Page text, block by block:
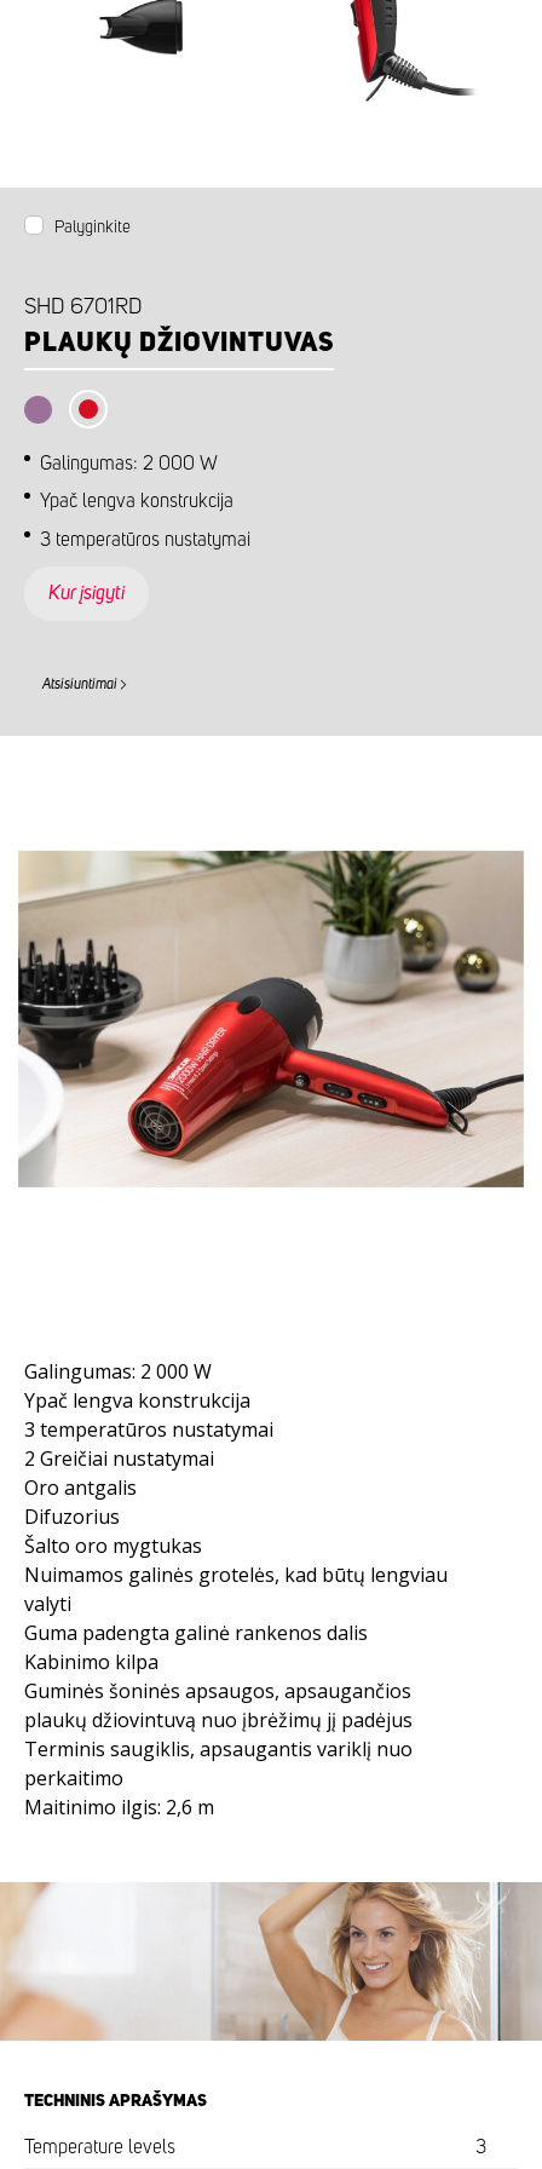
Palyginkite
SHD 6701RD
PLAUKŲ DŽIOVINTUVAS
Galingumas: 2 000 W
Ypač lengva konstrukcija
3 temperatūros nustatymai
Kur įsigyti
Atsisiuntimai
Galingumas: 2 000 W
Ypač lengva konstrukcija
3 temperatūros nustatymai
2 Greičiai nustatymai
Oro antgalis
Difuzorius
Šalto oro mygtukas
Nuimamos galinės grotelės, kad būtų lengviau
valyti
Guma padengta galinė rankenos dalis
Kabinimo kilpa
Guminės šoninės apsaugos, apsaugančios
plaukų džiovintuvą nuo įbrėžimų jį padėjus
Terminis saugiklis, apsaugantis variklį nuo
perkaitimo
Maitinimo ilgis: 2,6 m
TECHNINIS APRAŠYMAS
Temperature levels 3